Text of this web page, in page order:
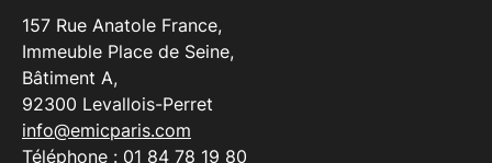
157 Rue Anatole France,
Immeuble Place de Seine,
Bâtiment A,
92300 Levallois-Perret
info@emicparis.com
Téléphone : 01 84 78 19 80